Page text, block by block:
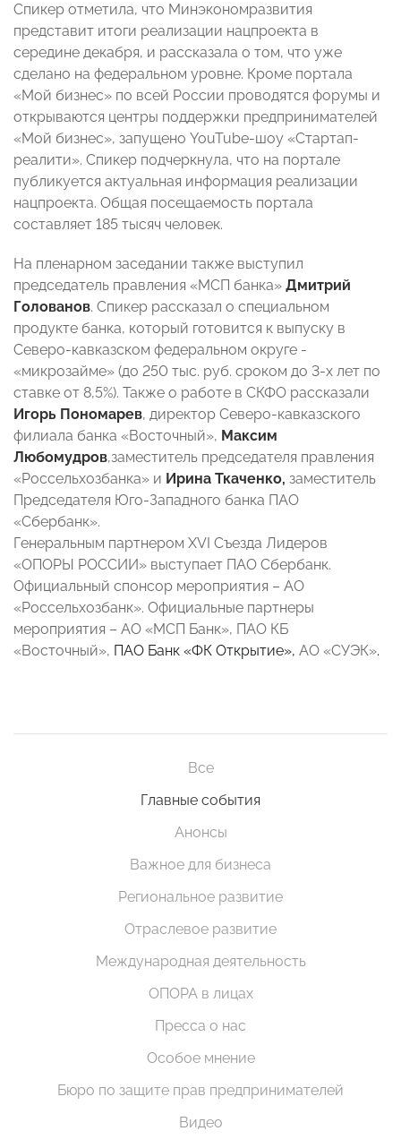
Спикер отметила, что Минэкономразвития
представит итоги реализации нацпроекта в
середине декабря, и рассказала о том, что уже
сделано на федеральном уровне. Кроме портала
«Мой бизнес» по всей России проводятся форумы и
открываются центры поддержки предпринимателей
«Мой бизнес», запущено YouTube-шоу «Стартап-
реалити». Спикер подчеркнула, что на портале
публикуется актуальная информация реализации
нацпроекта. Общая посещаемость портала
составляет 185 тысяч человек.
На пленарном заседании также выступил
председатель правления «МСП банка» Дмитрий
Голованов. Спикер рассказал о специальном
продукте банка, который готовится к выпуску в
Северо-кавказском федеральном округе -
«микрозайме» (до 250 тыс. руб. сроком до 3-х лет по
ставке от 8,5%). Также о работе в СКФО рассказали
Игорь Пономарев, директор Северо-кавказского
филиала банка «Восточный», Максим
Любомудров,заместитель председателя правления
«Россельхозбанка» и Ирина Ткаченко, заместитель
Председателя Юго-Западного банка ПАО
«Сбербанк».
Генеральным партнером XVI Съезда Лидеров
«ОПОРЫ РОССИИ» выступает ПАО Сбербанк.
Официальный спонсор мероприятия – АО
«Россельхозбанк». Официальные партнеры
мероприятия – АО «МСП Банк», ПАО КБ
«Восточный», ПАО Банк «ФК Открытие», АО «СУЭК».
Все
Главные события
Анонсы
Важное для бизнеса
Региональное развитие
Отраслевое развитие
Международная деятельность
ОПОРА в лицах
Пресса о нас
Особое мнение
Бюро по защите прав предпринимателей
Видео